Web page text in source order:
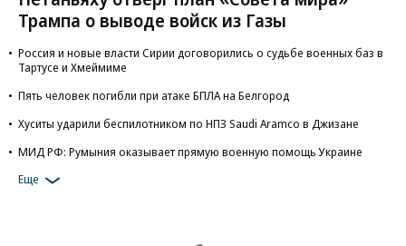
Трампа о выводе войск из Газы
Россия и новые власти Сирии договорились о судьбе военных баз в
Тартусе и Хмеймиме
Пять человек погибли при атаке БПЛА на Белгород
Хуситы ударили беспилотником по НПЗ Saudi Aramco в Джизане
МИД РФ: Румыния оказывает прямую военную помощь Украине
Еще